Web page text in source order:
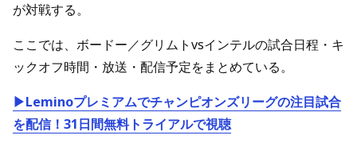
が対戦する。
ここでは、ボードー／グリムトvsインテルの試合日程・キ
ックオフ時間・放送・配信予定をまとめている。
▶Leminoプレミアムでチャンピオンズリーグの注目試合
を配信！31日間無料トライアルで視聴